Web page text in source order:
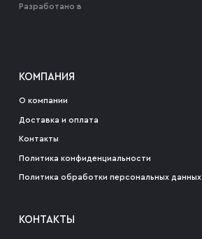
Разработано в
КОМПАНИЯ
О компании
Доставка и оплата
Контакты
Политика конфиденциальности
Политика обработки персональных данных
КОНТАКТЫ